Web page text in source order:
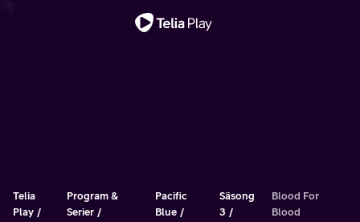
Telia
Play
Program &
Serier
Pacific
Blue
Säsong
3
Blood For
Blood